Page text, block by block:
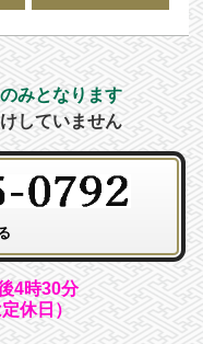
みとなります
していません
4時30分
休日）